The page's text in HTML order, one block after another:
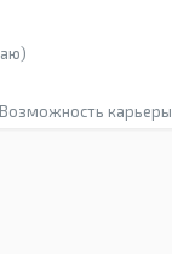
Возможность карьеры